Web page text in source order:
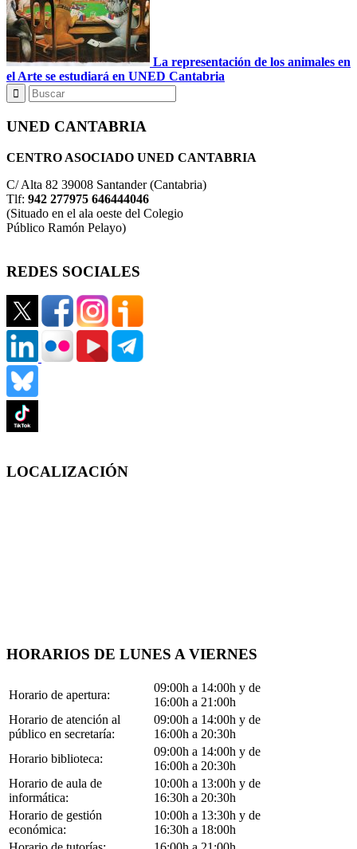
La representación de los animales en
el Arte se estudiará en UNED Cantabria
UNED CANTABRIA
CENTRO ASOCIADO UNED CANTABRIA
C/ Alta 82 39008 Santander (Cantabria)
Tlf: 942 277975 646444046
(Situado en el ala oeste del Colegio
Público Ramón Pelayo)
REDES SOCIALES
LOCALIZACIÓN
HORARIOS DE LUNES A VIERNES
Horario de apertura:
09:00h a 14:00h y de
16:00h a 21:00h
Horario de atención al
público en secretaría:
09:00h a 14:00h y de
16:00h a 20:30h
Horario biblioteca:
09:00h a 14:00h y de
16:00h a 20:30h
Horario de aula de
informática:
10:00h a 13:00h y de
16:30h a 20:30h
Horario de gestión
económica:
10:00h a 13:30h y de
16:30h a 18:00h